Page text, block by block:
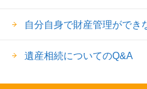
自分自身で財産管理ができ
遺産相続についてのQ&A